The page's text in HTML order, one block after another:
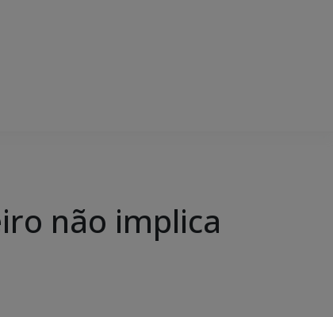
não implica